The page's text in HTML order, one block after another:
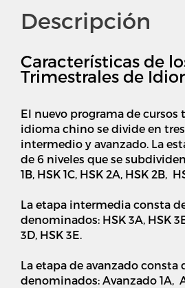
Descripción
Características de
Trimestrales de
El nuevo programa de cursos
idioma chino se divide en
intermedio y avanzado. La
de 6 niveles que se
1B, HSK 1C, HSK 2A, HSK 2B,
La etapa intermedia consta
denominados: HSK 3A, HSK
3D, HSK 3E.
La etapa de avanzado consta
denominados: Avanzado 1A,